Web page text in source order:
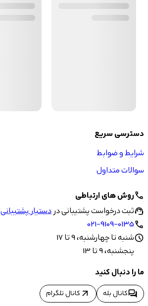
دسترسی سریع
شرایط و ضوابط
سوالات متداول
callروش های ارتباطی
support_agentثبت درخواست پشتیبانی دردستیار پشتیبانی
call
021-9109-0135
scheduleشنبه تا چهارشنبه، 9 تا 17
پنجشنبه، 9 تا 13
ما را دنبال کنید
forumکانال بله arrow_outward کانال تلگرام